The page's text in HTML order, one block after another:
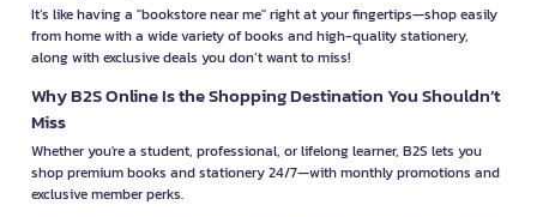
It’s like having a "bookstore near me" right at your fingertips—shop easily
from home with a wide variety of books and high-quality stationery,
along with exclusive deals you don’t want to miss!
Why B2S Online Is the Shopping Destination You Shouldn’t
Miss
Whether you're a student, professional, or lifelong learner, B2S lets you
shop premium books and stationery 24/7—with monthly promotions and
exclusive member perks.